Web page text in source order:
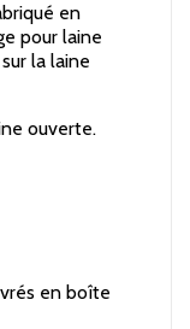
en
pour laine
la laine
ouverte.
en boîte